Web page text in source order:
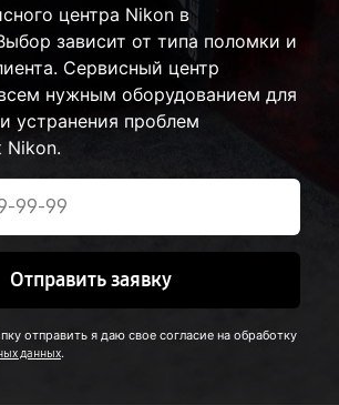
центра Nikon в
зависит от типа поломки и
Сервисный центр
нужным оборудованием для
устранения проблем
Nikon.
Отправить заявку
отправить я даю свое согласие на обработку
данных.